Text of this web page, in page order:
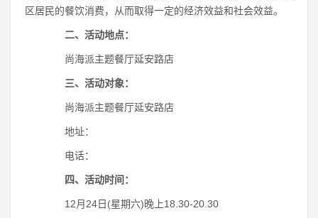
区居民的餐饮消费，从而取得一定的经济效益和社会效益。
二、活动地点：
尚海派主题餐厅延安路店
三、活动对象：
尚海派主题餐厅延安路店
地址：
电话：
四、活动时间：
12月24日(星期六)晚上18.30-20.30